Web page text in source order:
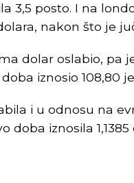
3,5 posto. I na
nakon što je
dolar oslabio, pa
iznosio 108,80
i u odnosu na
doba iznosila 1,1385